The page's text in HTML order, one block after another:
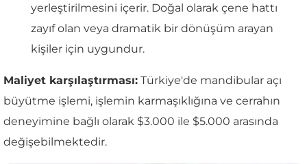
yerleştirilmesini içerir. Doğal olarak çene hattı
zayıf olan veya dramatik bir dönüşüm arayan
kişiler için uygundur.
Maliyet karşılaştırması: Türkiye'de mandibular açı
büyütme işlemi, işlemin karmaşıklığına ve cerrahın
deneyimine bağlı olarak $3.000 ile $5.000 arasında
değişebilmektedir.